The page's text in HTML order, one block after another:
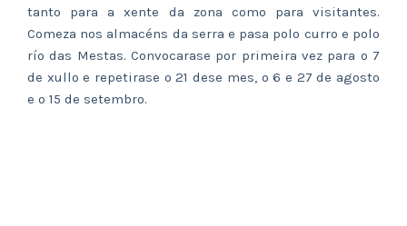
tanto para a xente da zona como para visitantes.
Comeza nos almacéns da serra e pasa polo curro e polo
río das Mestas. Convocarase por primeira vez para o 7
de xullo e repetirase o 21 dese mes, o 6 e 27 de agosto
e o 15 de setembro.